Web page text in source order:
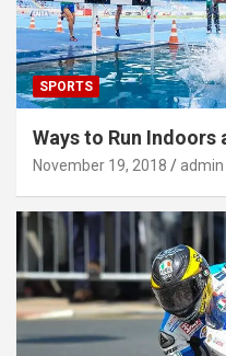
SPORTS
Ways to Run
November 19, 2018 admin